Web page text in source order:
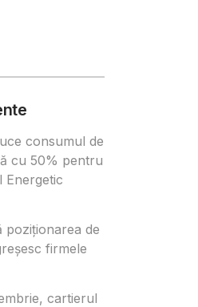
consumul de
cu 50% pentru
Energetic
poziționarea de
firmele
cartierul